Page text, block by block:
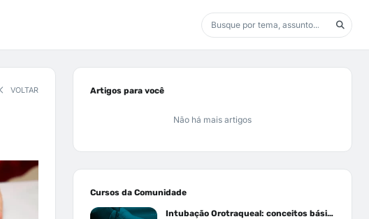
VOLTAR Artigos para você
Não há mais artigos
Cursos da Comunidade
Intubação Orotraqueal: conceitos básicos